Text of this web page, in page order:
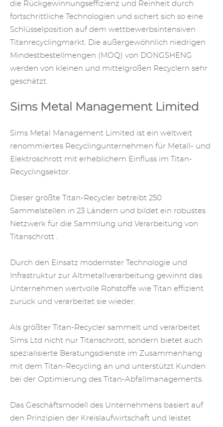
die Rückgewinnungseffizienz und Reinheit durch
fortschrittliche Technologien und sichert sich so eine
Schlüsselposition auf dem wettbewerbsintensiven
Titanrecyclingmarkt. Die außergewöhnlich niedrigen
Mindestbestellmengen (MOQ) von DONGSHENG
werden von kleinen und mittelgroßen Recyclern sehr
geschätzt.
Sims Metal Management Limited
Sims Metal Management Limited ist ein weltweit
renommiertes Recyclingunternehmen für Metall- und
Elektroschrott mit erheblichem Einfluss im Titan-
Recyclingsektor.
Dieser größte Titan-Recycler betreibt 250
Sammelstellen in 23 Ländern und bildet ein robustes
Netzwerk für die Sammlung und Verarbeitung von
Titanschrott .
Durch den Einsatz modernster Technologie und
Infrastruktur zur Altmetallverarbeitung gewinnt das
Unternehmen wertvolle Rohstoffe wie Titan effizient
zurück und verarbeitet sie wieder.
Als größter Titan-Recycler sammelt und verarbeitet
Sims Ltd nicht nur Titanschrott, sondern bietet auch
spezialisierte Beratungsdienste im Zusammenhang
mit dem Titan-Recycling an und unterstützt Kunden
bei der Optimierung des Titan-Abfallmanagements.
Das Geschäftsmodell des Unternehmens basiert auf
den Prinzipien der Kreislaufwirtschaft und leistet